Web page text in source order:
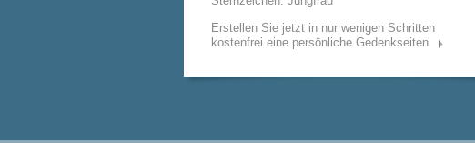
Erstellen Sie jetzt in nur wenigen Schritten
kostenfrei eine persönliche Gedenkseiten